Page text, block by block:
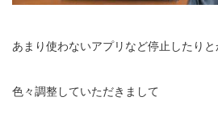
あまり使わないアプリなど停止したりと
色々調整していただきまして